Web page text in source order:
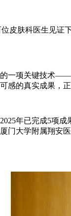
位皮肤科医生见
一项关键技术——
感的真实成果，
年已完成5项
门大学附属翔安